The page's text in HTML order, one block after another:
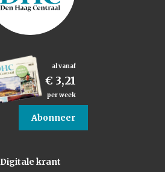
al vanaf
€ 3,21
per week
Abonneer
Digitale krant